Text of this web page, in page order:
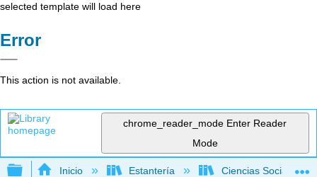
selected template will load here
Error
This action is not available.
chrome_reader_mode Enter Reader
Mode
Expandir/contraer jerarquía global
Inicio Estantería Ciencias Sociales